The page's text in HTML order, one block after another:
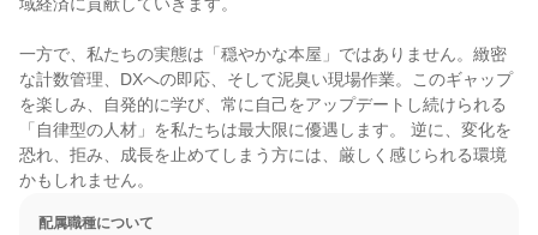
一方で、私たちの実態は「穏やかな本屋」ではありません。緻密
な計数管理、DXへの即応、そして泥臭い現場作業。このギャップ
を楽しみ、自発的に学び、常に自己をアップデートし続けられる
「自律型の人材」を私たちは最大限に優遇します。 逆に、変化を
恐れ、拒み、成長を止めてしまう方には、厳しく感じられる環境
かもしれません。
配属職種について